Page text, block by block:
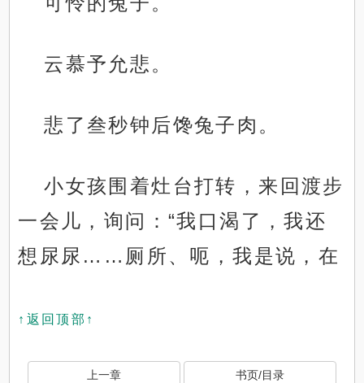
云慕予允悲。
悲了叁秒钟后馋兔子肉。
小女孩围着灶台打转，来回渡步
一会儿，询问：“我口渴了，我还
想尿尿……厕所、呃，我是说，在
↑返回顶部↑
上一章 书页/目录